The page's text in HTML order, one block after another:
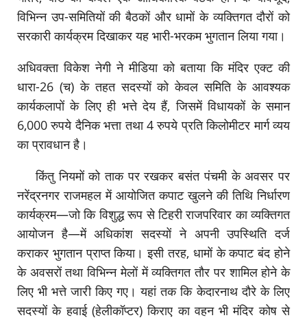
विभिन्न उप-समितियों की बैठकों और धामों के व्यक्तिगत दौरों को
सरकारी कार्यक्रम दिखाकर यह भारी-भरकम भुगतान लिया गया।
अधिवक्ता विकेश नेगी ने मीडिया को बताया कि मंदिर एक्ट की
धारा-26 (च) के तहत सदस्यों को केवल समिति के आवश्यक
कार्यकलापों के लिए ही भत्ते देय हैं, जिसमें विधायकों के समान
6,000 रुपये दैनिक भत्ता तथा 4 रुपये प्रति किलोमीटर मार्ग व्यय
का प्रावधान है।
किंतु नियमों को ताक पर रखकर बसंत पंचमी के अवसर पर
नरेंद्रनगर राजमहल में आयोजित कपाट खुलने की तिथि निर्धारण
कार्यक्रम—जो कि विशुद्ध रूप से टिहरी राजपरिवार का व्यक्तिगत
आयोजन है—में अधिकांश सदस्यों ने अपनी उपस्थिति दर्ज
कराकर भुगतान प्राप्त किया। इसी तरह, धामों के कपाट बंद होने
के अवसरों तथा विभिन्न मेलों में व्यक्तिगत तौर पर शामिल होने के
लिए भी भत्ते जारी किए गए। यहां तक कि केदारनाथ दौरे के लिए
सदस्यों के हवाई (हेलीकॉप्टर) किराए का वहन भी मंदिर कोष से